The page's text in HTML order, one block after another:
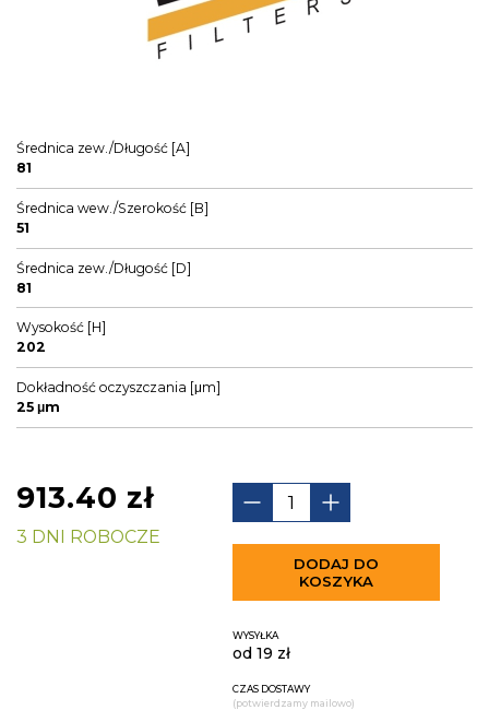
Średnica zew./Długość [A]
81
Średnica wew./Szerokość [B]
51
Średnica zew./Długość [D]
81
Wysokość [H]
202
Dokładność oczyszczania [μm]
25 μm
913.40 zł
3 DNI ROBOCZE
DODAJ DO
KOSZYKA
WYSYŁKA
od 19 zł
CZAS DOSTAWY
(potwierdzamy mailowo)